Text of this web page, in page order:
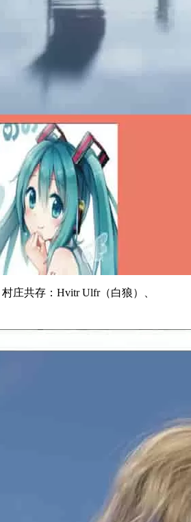
庄共存：Hvitr Ulfr（白狼）、